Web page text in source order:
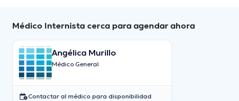
Médico Internista cerca para agendar ahora
Angélica Murillo
Médico General
Contactar al médico para disponibilidad